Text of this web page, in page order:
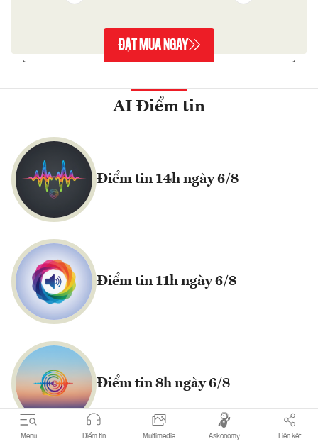
Menu Điểm tin Multimedia Askonomy Liên kết
ĐẶT MUA NGAY
AI Điểm tin
Điểm tin 14h ngày 6/8
Điểm tin 11h ngày 6/8
Điểm tin 8h ngày 6/8